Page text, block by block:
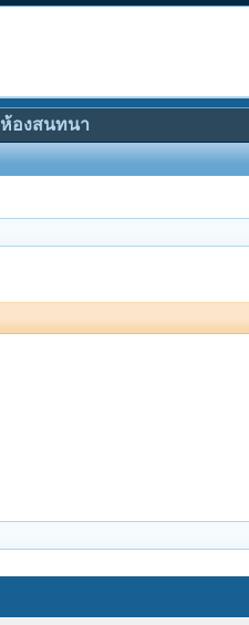
ห้องสนทนา